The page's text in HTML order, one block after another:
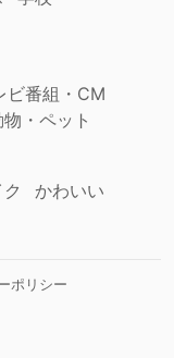
ビ番組・CM
・ペット
かわいい
ポリシー